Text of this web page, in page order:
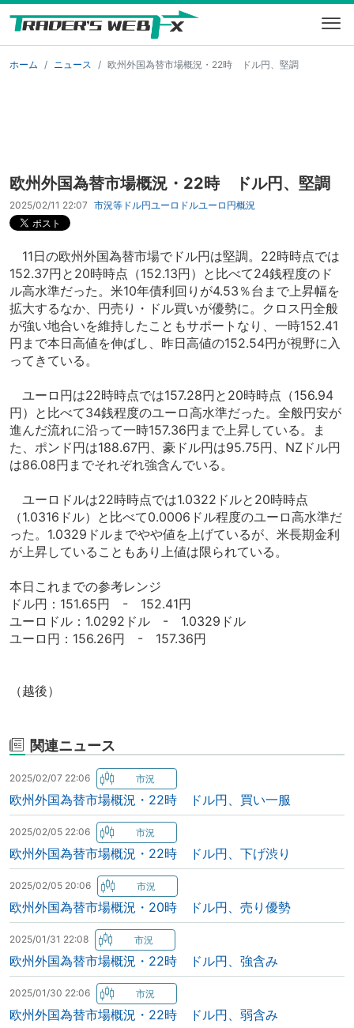
ホーム ニュース 欧州外国為替市場概況・22時 ドル円、堅調
欧州外国為替市場概況・22時 ドル円、堅調
2025/02/11 22:07 市況等 ドル円ユーロドルユーロ円概況
11日の欧州外国為替市場でドル円は堅調。22時時点では
152.37円と20時時点（152.13円）と比べて24銭程度のド
ル高水準だった。米10年債利回りが4.53％台まで上昇幅を
拡大するなか、円売り・ドル買いが優勢に。クロス円全般
が強い地合いを維持したこともサポートなり、一時152.41
円まで本日高値を伸ばし、昨日高値の152.54円が視野に入
ってきている。
ユーロ円は22時時点では157.28円と20時時点（156.94
円）と比べて34銭程度のユーロ高水準だった。全般円安が
進んだ流れに沿って一時157.36円まで上昇している。ま
た、ポンド円は188.67円、豪ドル円は95.75円、NZドル円
は86.08円までそれぞれ強含んでいる。
ユーロドルは22時時点では1.0322ドルと20時時点
（1.0316ドル）と比べて0.0006ドル程度のユーロ高水準だ
った。1.0329ドルまでやや値を上げているが、米長期金利
が上昇していることもあり上値は限られている。
本日これまでの参考レンジ
ドル円：151.65円 - 152.41円
ユーロドル：1.0292ドル - 1.0329ドル
ユーロ円：156.26円 - 157.36円
（越後）
関連ニュース
2025/02/07 22:06
欧州外国為替市場概況・22時 ドル円、買い一服
2025/02/05 22:06
欧州外国為替市場概況・22時 ドル円、下げ渋り
2025/02/05 20:06
欧州外国為替市場概況・20時 ドル円、売り優勢
2025/01/31 22:08
欧州外国為替市場概況・22時 ドル円、強含み
2025/01/30 22:06
欧州外国為替市場概況・22時 ドル円、弱含み